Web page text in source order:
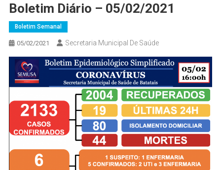
Boletim Diário – 05/02/2021
Boletim Semanal
05/02/2021 Secretaria Municipal De Saúde